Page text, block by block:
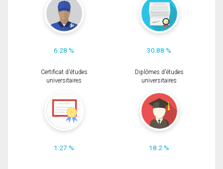
6.28 % 30.88 %
Certificat d'études
universitaires
1.27 %
Diplômes d'études
universitaires
18.2 %